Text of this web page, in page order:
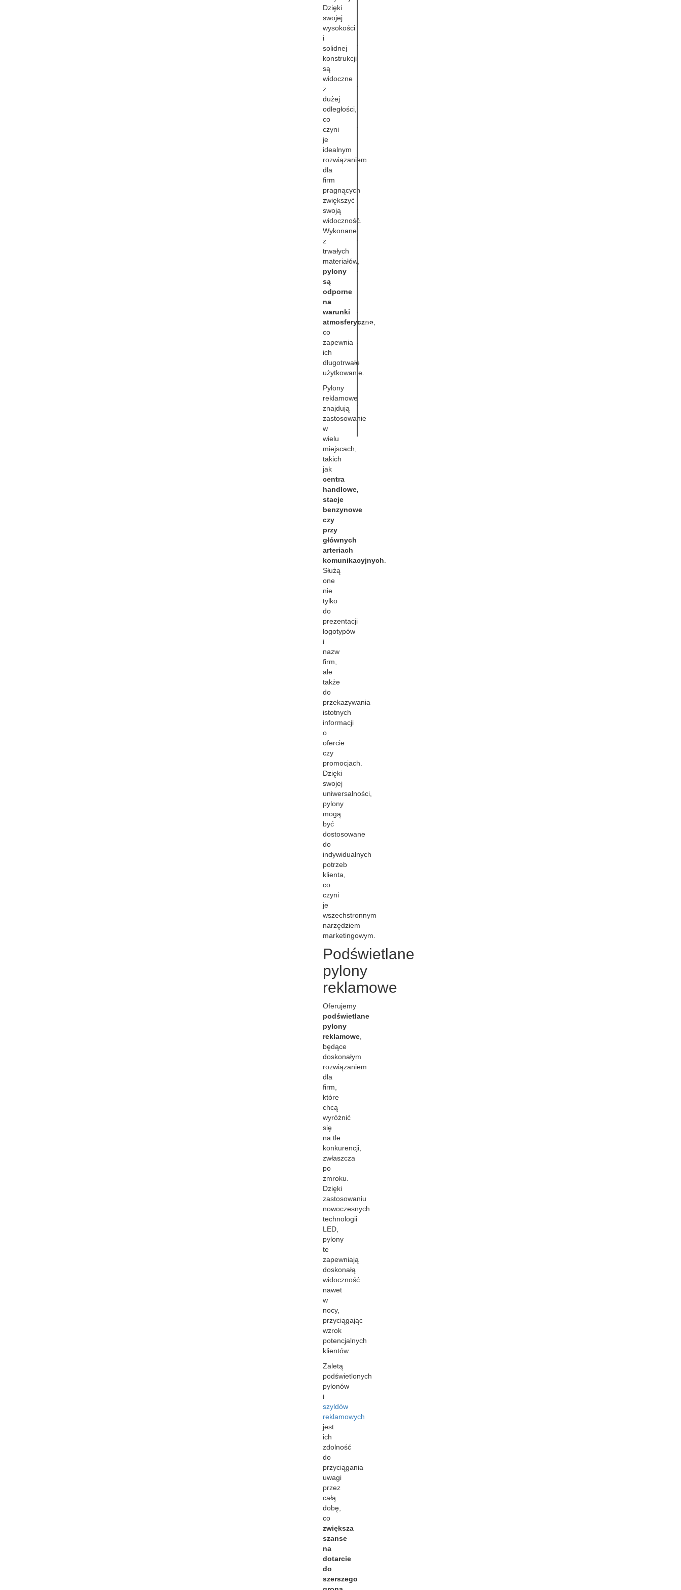
Dzięki
swojej
wysokości
i
solidnej
konstrukcji,
są
widoczne
z
dużej
odległości,
co
czyni
je
idealnym
rozwiązaniem
dla
firm
pragnących
zwiększyć
swoją
widoczność.
Wykonane
z
trwałych
materiałów,
pylony
są
odporne
na
warunki
atmosferyczne
co
zapewnia
ich
długotrwałe
użytkowanie.
Pylony
reklamowe
znajdują
zastosowanie
w
wielu
miejscach,
takich
jak
centra
handlowe,
stacje
benzynowe
czy
przy
głównych
arteriach
komunikacyjnych
Służą
one
nie
tylko
do
prezentacji
logotypów
i
nazw
firm,
ale
także
do
przekazywania
istotnych
informacji
o
ofercie
czy
promocjach.
Dzięki
swojej
uniwersalności,
pylony
mogą
być
dostosowane
do
indywidualnych
potrzeb
klienta,
co
czyni
je
wszechstronnym
narzędziem
marketingowym.
Podświetlane
pylony
reklamowe
Oferujemy
podświetlane
pylony
reklamowe
będące
doskonałym
rozwiązaniem
dla
firm,
które
chcą
wyróżnić
się
na tle
konkurencji,
zwłaszcza
po
zmroku.
Dzięki
zastosowaniu
nowoczesnych
technologii
LED,
pylony
te
zapewniają
doskonałą
widoczność
nawet
w
nocy,
przyciągając
wzrok
potencjalnych
klientów.
Zaletą
podświetlonych
pylonów
i
szyldów
reklamowych
jest
ich
zdolność
do
przyciągania
uwagi
przez
całą
dobę,
co
zwiększa
szanse
na
dotarcie
do
szerszego
plakaty,
Banery
Tablice